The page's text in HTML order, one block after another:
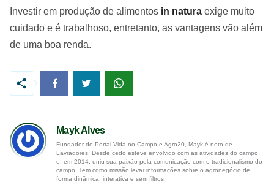
Investir em produção de alimentos in natura exige muito
cuidado e é trabalhoso, entretanto, as vantagens vão além
de uma boa renda.
Mayk Alves
Fundador do Portal Vida no Campo e Agro20, Mayk é neto de
Lavradores. Desde cedo esteve envolvido com as atividades do campo
e, em 2014, uniu sua paixão pela comunicação com o tradicionalismo do
campo. Tem como missão levar informações sobre o agronegócio de
forma dinâmica, interativa e sem filtros.